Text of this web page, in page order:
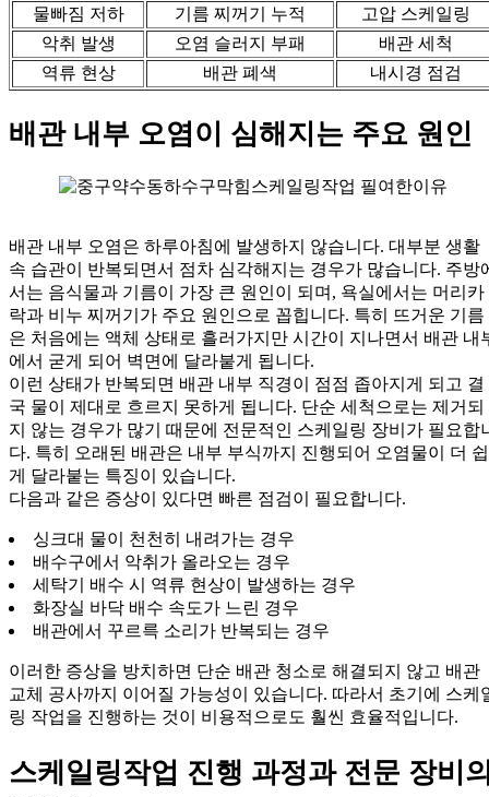
물빠짐 저하
기름 찌꺼기 누적
고압 스케일링
악취 발생
오염 슬러지 부패
배관 세척
역류 현상
배관 폐색 내시경 점검
배관 내부 오염이 심해지는 주요 원인
배관 내부 오염은 하루아침에 발생하지 않습니다. 대부분 생활
속 습관이 반복되면서 점차 심각해지는 경우가 많습니다. 주방
서는 음식물과 기름이 가장 큰 원인이 되며, 욕실에서는 머리카
락과 비누 찌꺼기가 주요 원인으로 꼽힙니다. 특히 뜨거운 기름
은 처음에는 액체 상태로 흘러가지만 시간이 지나면서 배관 내
에서 굳게 되어 벽면에 달라붙게 됩니다.
이런 상태가 반복되면 배관 내부 직경이 점점 좁아지게 되고 결
국 물이 제대로 흐르지 못하게 됩니다. 단순 세척으로는 제거되
지 않는 경우가 많기 때문에 전문적인 스케일링 장비가 필요합
다. 특히 오래된 배관은 내부 부식까지 진행되어 오염물이 더 쉽
게 달라붙는 특징이 있습니다.
다음과 같은 증상이 있다면 빠른 점검이 필요합니다.
싱크대 물이 천천히 내려가는 경우
배수구에서 악취가 올라오는 경우
세탁기 배수 시 역류 현상이 발생하는 경우
화장실 바닥 배수 속도가 느린 경우
배관에서 꾸르륵 소리가 반복되는 경우
이러한 증상을 방치하면 단순 배관 청소로 해결되지 않고 배관
교체 공사까지 이어질 가능성이 있습니다. 따라서 초기에 스케
링 작업을 진행하는 것이 비용적으로도 훨씬 효율적입니다.
스케일링작업 진행 과정과 전문 장비